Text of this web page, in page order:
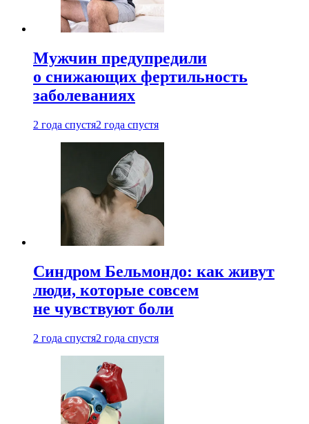
Мужчин предупредили
о снижающих фертильность
заболеваниях
2 года спустя2 года спустя
Синдром Бельмондо: как живут
люди, которые совсем
не чувствуют боли
2 года спустя2 года спустя